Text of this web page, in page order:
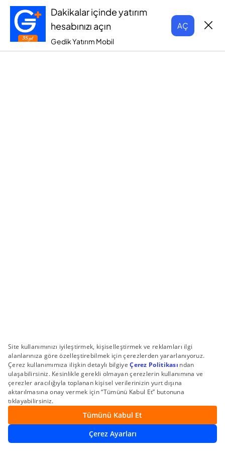
Dakikalar içinde yatırım
hesabınızı açın
Gedik Yatırım Mobil
AÇ